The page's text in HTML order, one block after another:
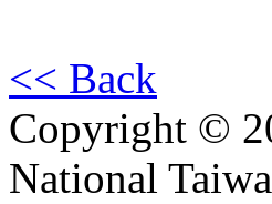
<< Back
Copyright ©
National